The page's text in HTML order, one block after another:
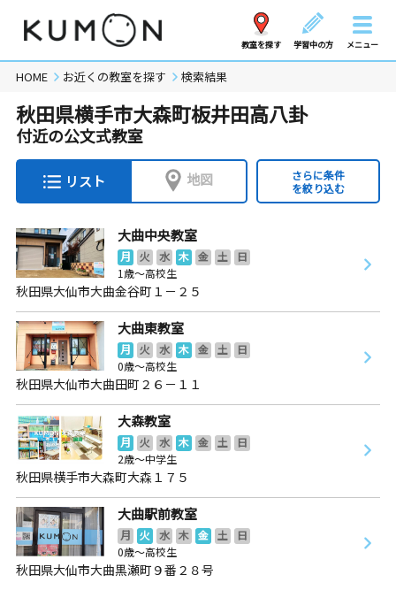
教室を探す 学習中の方 メニュー
HOME お近くの教室を探す 検索結果
秋田県横手市大森町板井田高八卦
付近の公文式教室
リスト 地図
さらに条件
を絞り込む
大曲中央教室
月 火 水 木 金 土
日
1歳～高校生
秋田県大仙市大曲金谷町１－２５
大曲東教室
月 火 水 木 金 土
日
0歳～高校生
秋田県大仙市大曲田町２６－１１
大森教室
月 火 水 木 金 土
日
2歳～中学生
秋田県横手市大森町大森１７５
大曲駅前教室
月 火 水 木 金 土
日
0歳～高校生
秋田県大仙市大曲黒瀬町９番２８号